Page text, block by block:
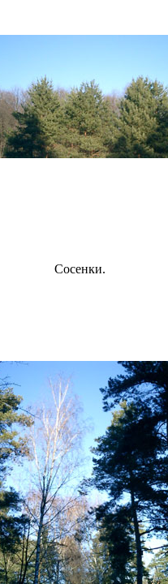
Сосенки.